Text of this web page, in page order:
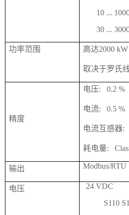
10 ...
30 ...
功率范围 高达2000 kW
取决于罗氏
精度
电压: 0.2 %
电流: 0.5 %
电流互感器:
耗电量:
输出 Modbus/RTU
电压
24 VDC
S110